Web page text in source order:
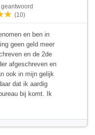
(10)
en ben in
geen geld meer
en de 2de
afgeschreven en
ook in mijn gelijk
dat ik aardig
bij komt. Ik